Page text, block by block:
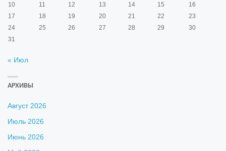
10
11 12 13 14 15
16
17
18 19 20 21 22
23
24
25 26 27 28 29
30
31
« Июл
АРХИВЫ
Август 2026
Июль 2026
Июнь 2026